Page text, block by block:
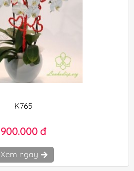
K765
900.000 đ
Xem ngay